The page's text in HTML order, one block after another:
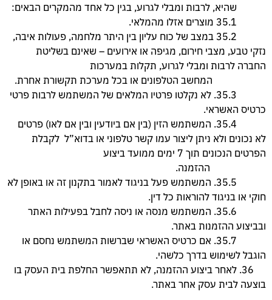
שהיא, לרבות ומבלי לגרוע, בגין כל אחד מהמקרים הבאים:
35.2 במצב של כוח עליון בין היתר מלחמה, פעולות איבה,
נזקי טבע, מצבי חירום, מגיפה או אירועים – שאינם בשליטת
החברה לרבות ומבלי לגרוע, תקלות במערכות
המחשב הטלפונים או בכל מערכת תקשורת אחרת.
35.3. לא נקלטו פרטיו המלאים של המשתמש לרבות פרטי
כרטיס האשראי.
35.4. המשתמש הזין (בין אם ביודעין ובין אם לאו) פרטים
לא נכונים ולא ניתן ליצור עמו קשר טלפוני או בדוא”ל לקבלת
הפרטים הנכונים תוך 7 ימים ממועד ביצוע
ההזמנה.
35.5. המשתמש פעל בניגוד לאמור בתקנון זה או באופן לא
חוקי או בניגוד להוראות כל דין.
35.6. המשתמש מנסה או ניסה לחבל בפעילות האתר
ובביצוע ההזמנות באתר.
35.7. אם כרטיס האשראי שברשות המשתמש נחסם או
הוגבל לשימוש בדרך כלשהי.
36. לאחר ביצוע ההזמנה, לא תתאפשר החלפת בית העסק בו
בוצעה לבית עסק אחר באתר.